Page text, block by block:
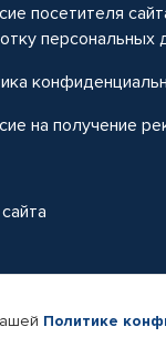
посетителя
персональных
на получение
Политике